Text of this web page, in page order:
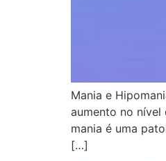
Mania e
aumento no
mania é uma
[…]